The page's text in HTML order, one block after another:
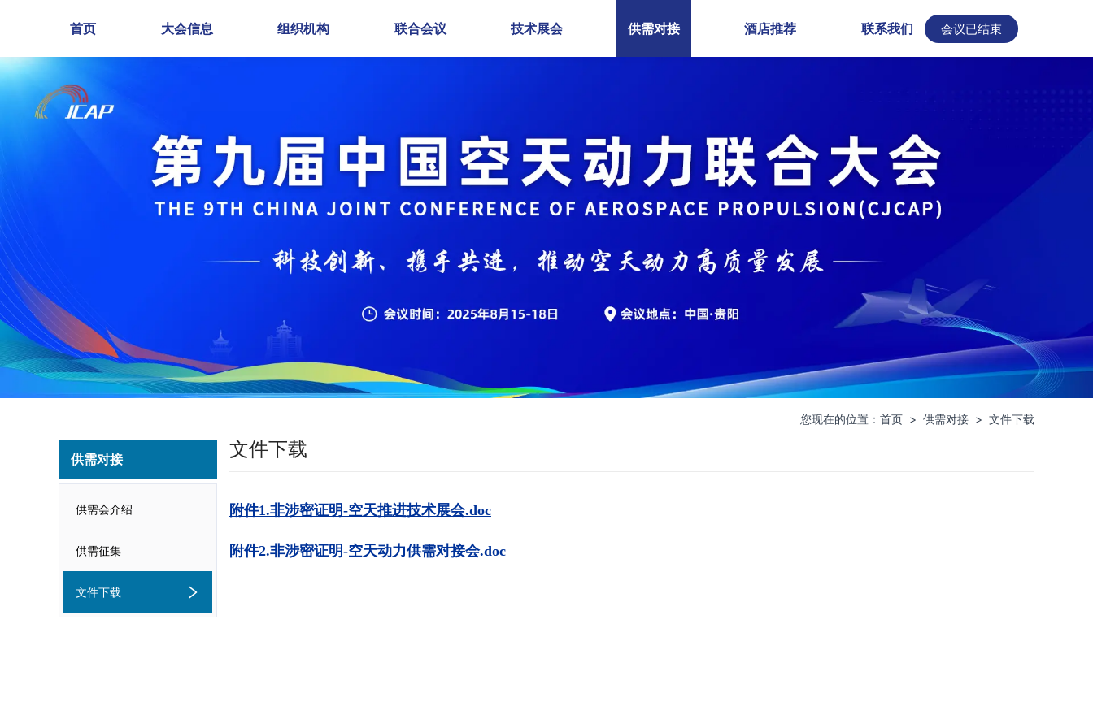
会议已结束
首页 大会信息 组织机构 联合会议 技术展会 供需对接 酒店推荐 联系我们
您现在的位置： 首页 > 供需对接 > 文件下载
供需对接
供需会介绍
供需征集
文件下载
文件下载
附件1.非涉密证明-空天推进技术展会.doc
附件2.非涉密证明-空天动力供需对接会.doc